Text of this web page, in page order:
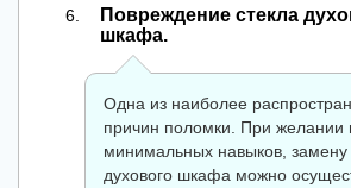
Повреждение стекла
шкафа.
Одна из наиболее
причин поломки. При желании
минимальных навыков, замену
духового шкафа можно